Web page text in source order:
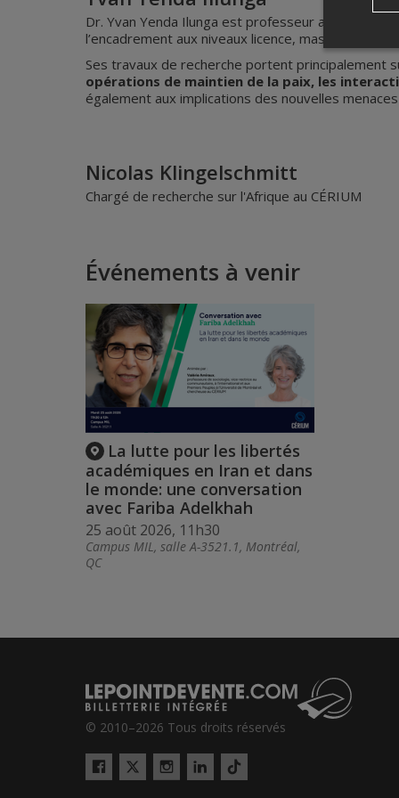
Dr. Yvan Yenda Ilunga est professeur adjoint de
l’encadrement aux niveaux licence, master et
Ses travaux de recherche portent principalement
opérations de maintien de la paix, les
également aux implications des nouvelles
Nicolas Klingelschmitt
Chargé de recherche sur l'Afrique au CÉRIUM
Événements à venir
La lutte pour les libertés
académiques en Iran et dans
le monde: une conversation
avec Fariba Adelkhah
25 août 2026, 11h30
Campus MIL, salle A-3521.1, Montréal,
QC
© 2010–2026 Tous droits réservés
Facebook
Twitter
InstagramLinkedIn
Tiktok